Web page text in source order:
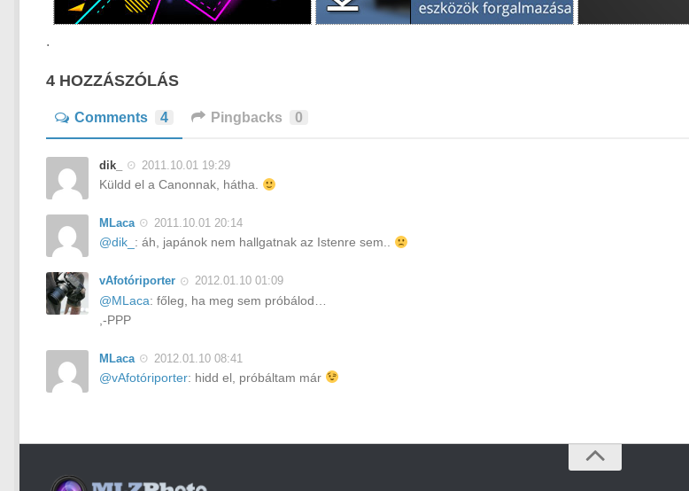
.
4 HOZZÁSZÓLÁS
Comments 4 Pingbacks 0
dik_ 2011.10.01 19:29
Küldd el a Canonnak, hátha.
MLaca 2011.10.01 20:14
@dik_ : áh, japánok nem hallgatnak az Istenre sem..
vAfotóriporter 2012.01.10 01:09
@MLaca: főleg, ha meg sem próbálod…
,-PPP
MLaca 2012.01.10 08:41
@vAfotóriporter: hidd el, próbáltam már